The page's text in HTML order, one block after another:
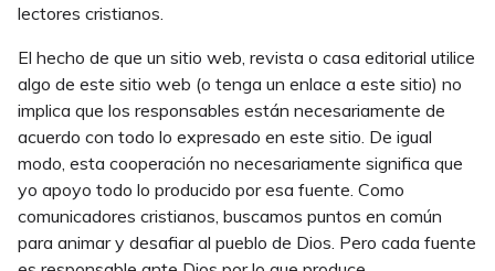
lectores cristianos.
El hecho de que un sitio web, revista o casa editorial utilice
algo de este sitio web (o tenga un enlace a este sitio) no
implica que los responsables están necesariamente de
acuerdo con todo lo expresado en este sitio. De igual
modo, esta cooperación no necesariamente significa que
yo apoyo todo lo producido por esa fuente. Como
comunicadores cristianos, buscamos puntos en común
para animar y desafiar al pueblo de Dios. Pero cada fuente